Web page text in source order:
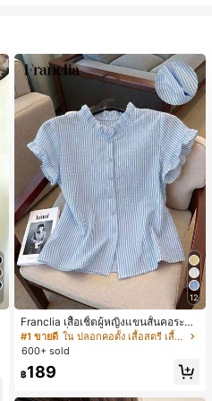
12
Franclia เสื้อเชิ้ตผู้หญิงแขนสั้นคอระบา
ยกระดุมเดี่ยวลายทาง
#1 ขายดี
ใน ปลอกคอตั้ง เสื้อสตรี เสื้อเบลาส์ & Tee
600+ sold
฿189